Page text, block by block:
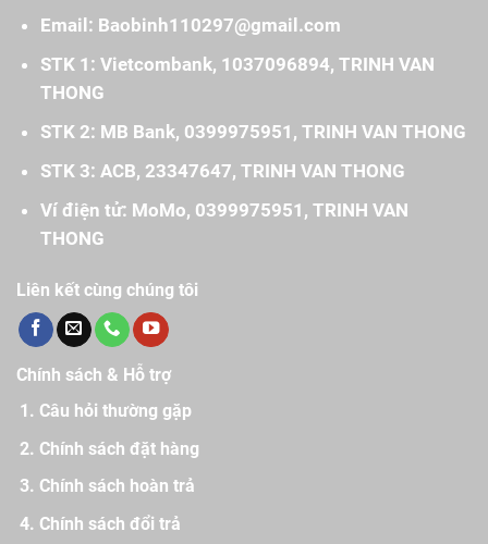
Email: Baobinh110297@gmail.com
STK 1: Vietcombank, 1037096894, TRINH VAN
THONG
STK 2: MB Bank, 0399975951, TRINH VAN THONG
STK 3: ACB, 23347647, TRINH VAN THONG
Ví điện tử: MoMo, 0399975951, TRINH VAN
THONG
Liên kết cùng chúng tôi
Chính sách & Hỗ trợ
Câu hỏi thường gặp
Chính sách đặt hàng
Chính sách hoàn trả
Chính sách đổi trả